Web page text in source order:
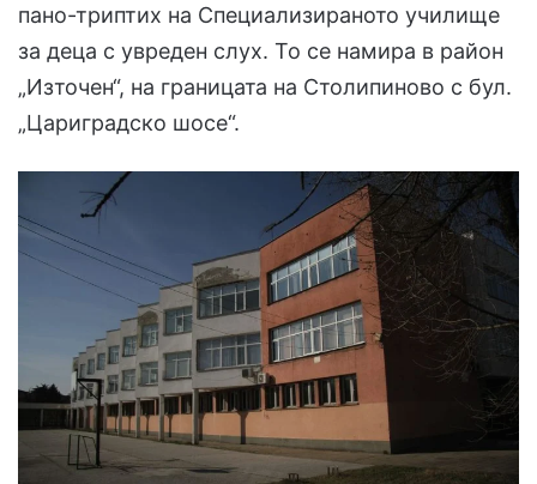
пано-триптих на Специализираното училище
за деца с увреден слух. То се намира в район
„Източен“, на границата на Столипиново с бул.
„Цариградско шосе“.